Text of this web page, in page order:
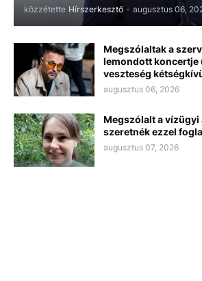
közzétette Hírszerkesztő - augusztus 06,
Megszólaltak a
lemondott koncertje
veszteség
augusztus 06, 2026
Megszólalt a vízügyi
szeretnék ezzel
augusztus 07, 2026